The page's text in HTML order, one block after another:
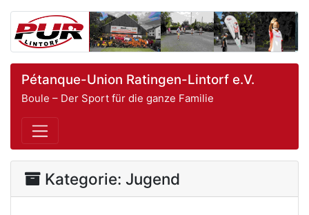
Pétanque-Union Ratingen-Lintorf e.V.
Boule – Der Sport für die ganze Familie
Kategorie: Jugend